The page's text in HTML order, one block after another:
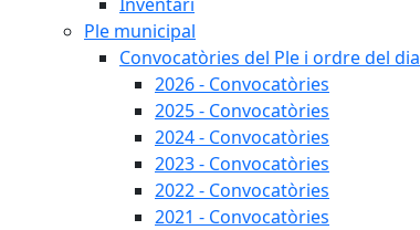
Ple municipal
Convocatòries del Ple i ordre del dia
2026 - Convocatòries
2025 - Convocatòries
2024 - Convocatòries
2023 - Convocatòries
2022 - Convocatòries
2021 - Convocatòries